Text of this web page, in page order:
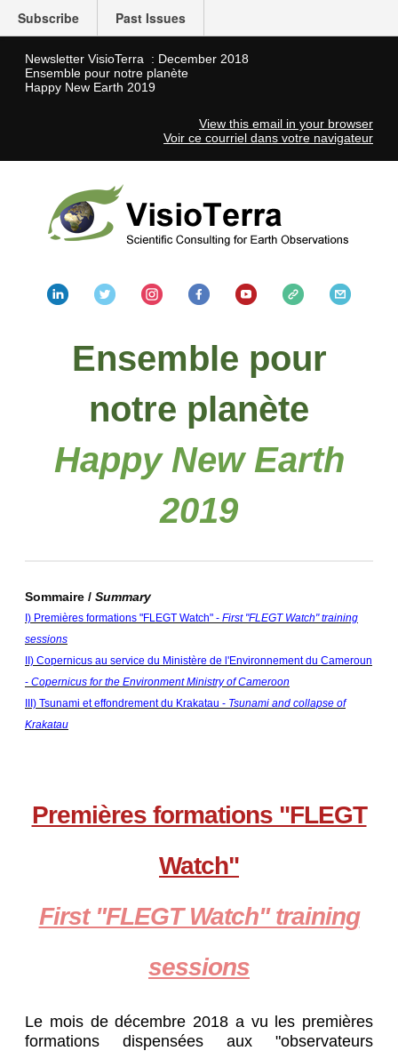
Subscribe Past Issues
Newsletter VisioTerra : December 2018
Ensemble pour notre planète
Happy New Earth 2019
View this email in your browser
Voir ce courriel dans votre navigateur
Ensemble pour
notre planète
Happy New Earth
2019
Sommaire / Summary
I) Premières formations "FLEGT Watch" - First "FLEGT Watch" training
sessions
II) Copernicus au service du Ministère de l'Environnement du Cameroun
- Copernicus for the Environment Ministry of Cameroon
III) Tsunami et effondrement du Krakatau - Tsunami and collapse of
Krakatau
Premières formations "FLEGT
Watch"
First "FLEGT Watch" training
sessions
Le mois de décembre 2018 a vu les premières
formations dispensées aux "observateurs